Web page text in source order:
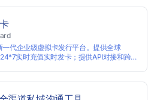
代企业级虚拟卡发行平台。提供全球
实时充值实时发卡；提供API对接和跨